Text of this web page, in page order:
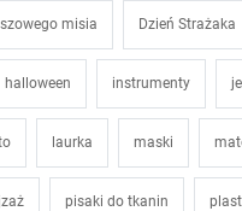
misia Dzień Strażaka
halloween instrumenty
laurka maski
pisaki do tkanin